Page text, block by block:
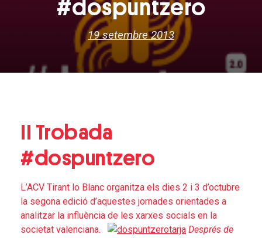
#dospuntzero
19 setembre 2013
II Trobada
#dospuntzero
L’ACV Tirant lo Blanc organitza els dies 2 i 3 d’octubre
la segona edició d’aquestes jornades orientades a
analitzar la influència de les xarxes socials en la
societat valenciana.
Després de